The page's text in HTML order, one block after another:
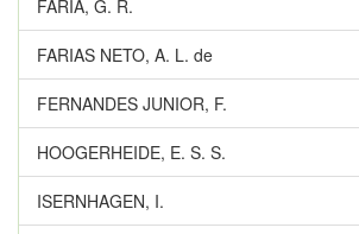
FARIA, G. R.
FARIAS NETO, A. L. de
FERNANDES JUNIOR, F.
HOOGERHEIDE, E. S. S.
ISERNHAGEN, I.